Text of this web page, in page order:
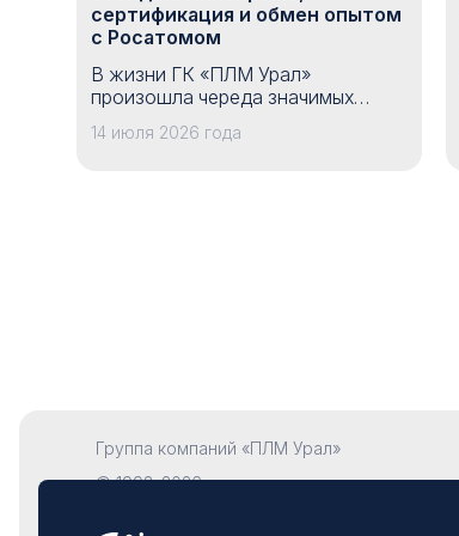
сертификация и обмен опытом
с Росатомом
В жизни ГК «ПЛМ Урал»
произошла череда значимых
событий, которые позволили
укрепить позиции компании на
14 июля 2026 года
Группа компаний «ПЛМ Урал»
© 1993–2026